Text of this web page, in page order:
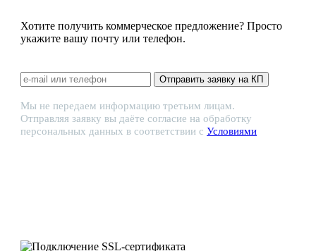
Хотите получить коммерческое предложение? Просто
укажите вашу почту или телефон.
Отправить заявку на КП
Мы не передаем информацию третьим лицам.
Отправляя заявку вы даёте согласие на обработку
персональных данных в соответствии с Условиями